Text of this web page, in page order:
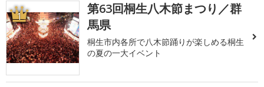
1
第63回桐生八木節まつり／群
馬県
桐生市内各所で八木節踊りが楽しめる桐生
の夏の一大イベント